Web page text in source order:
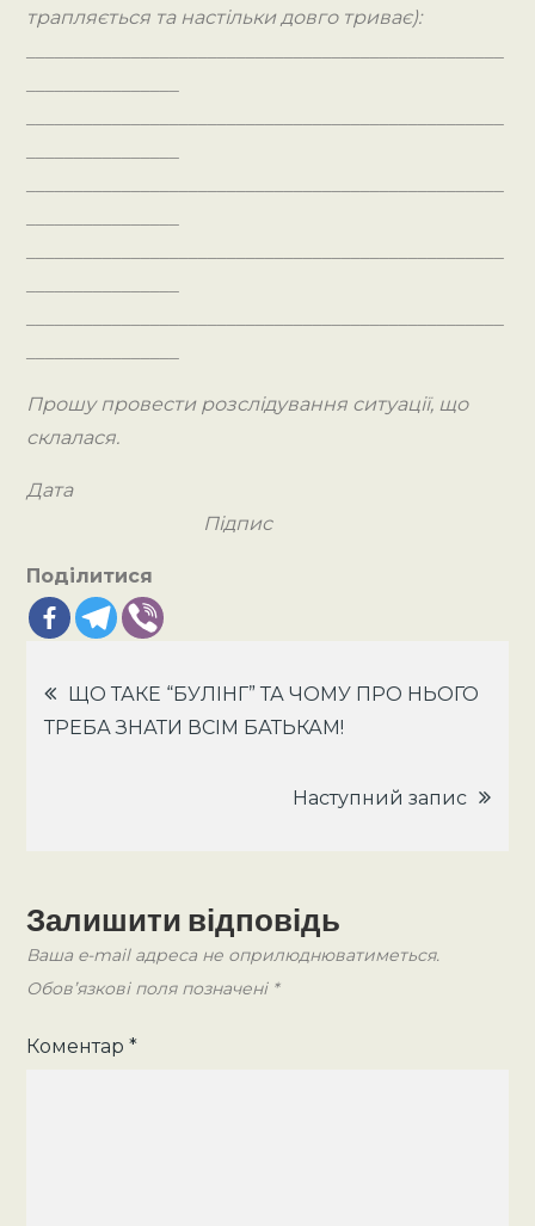
трапляється та настільки довго триває):
Прошу провести розслідування ситуації, що
склалася.
Дата
Підпис
Поділитися
Навігація
записів
ЩО ТАКЕ “БУЛІНГ” ТА ЧОМУ ПРО НЬОГО
ТРЕБА ЗНАТИ ВСІМ БАТЬКАМ!
Наступний запис
Залишити відповідь
Ваша e-mail адреса не оприлюднюватиметься.
Обов’язкові поля позначені *
Коментар*